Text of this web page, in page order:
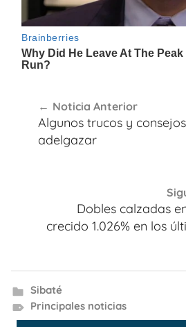
de
entradas
Noticia Anterior
Algunos trucos y
adelgazar
Dobles calzadas
crecido 1.026% en los
Sibaté
Principales noticias